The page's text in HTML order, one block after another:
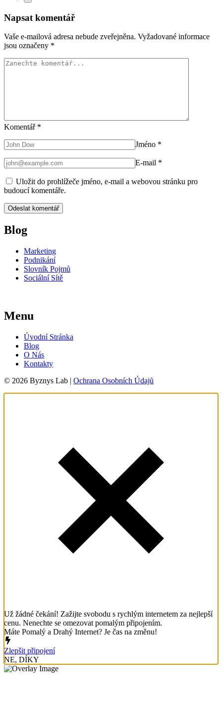
Napsat komentář
Vaše e-mailová adresa nebude zveřejněna. Vyžadované informace
jsou označeny *
Komentář *
Jméno *
E-mail *
Uložit do prohlížeče jméno, e-mail a webovou stránku pro
budoucí komentáře.
Blog
Marketing
Podnikání
Slovník Pojmů
Sociální Sítě
Menu
Úvodní Stránka
Blog
O Nás
Kontakty
© 2026 Byznys Lab | Ochrana Osobních Údajů
Už žádné čekání! Zažijte svobodu s rychlým internetem za nejlepší
cenu. Nenechte se omezovat pomalým připojením.
Máte Pomalý a Drahý Internet? Je čas na změnu!
Zlepšit připojení
NE, DÍKY